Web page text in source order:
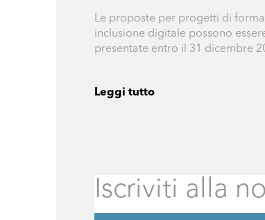
Le proposte per progetti di
inclusione digitale possono
presentate entro il 31 dicembre
Leggi tutto